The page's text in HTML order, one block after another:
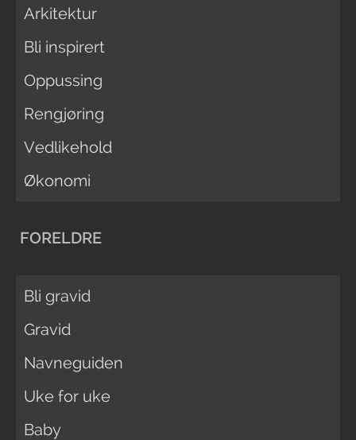
Arkitektur
Bli inspirert
Oppussing
Rengjøring
Vedlikehold
Økonomi
FORELDRE
Bli gravid
Gravid
Navneguiden
Uke for uke
Baby